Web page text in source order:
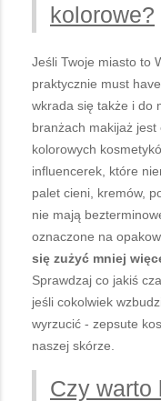
kolorowe?
Jeśli Twoje miasto to
praktycznie must
wkrada się także i do
branżach makijaż
kolorowych
influencerek, które
palet cieni, kremów,
nie mają
oznaczone na
się zużyć mniej
Sprawdzaj co jakiś
jeśli cokolwiek
wyrzucić - zepsute
naszej skórze.
Czy warto